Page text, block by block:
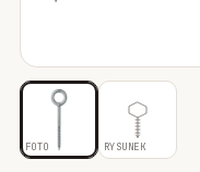
Mocowania do
Wiertła i narzędzia
FOTO RYSUNEK